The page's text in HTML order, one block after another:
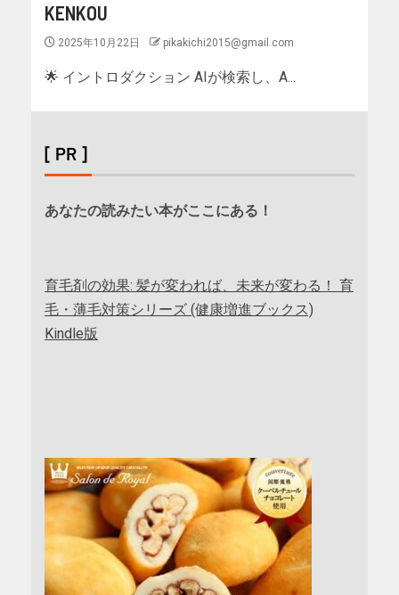
KENKOU
2025年10月22日 pikakichi2015@gmail.com
🌟 イントロダクション AIが検索し、A...
[ PR ]
あなたの読みたい本がここにある！
育毛剤の効果: 髪が変われば、未来が変わる！ 育
毛・薄毛対策シリーズ (健康増進ブックス)
Kindle版